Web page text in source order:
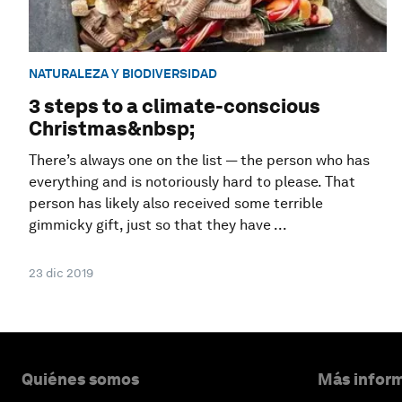
NATURALEZA Y BIODIVERSIDAD
3 steps to a climate-conscious
Christmas&nbsp;
There’s always one on the list — the person who has
everything and is notoriously hard to please. That
person has likely also received some terrible
gimmicky gift, just so that they have ...
23 dic 2019
Quiénes somos Más